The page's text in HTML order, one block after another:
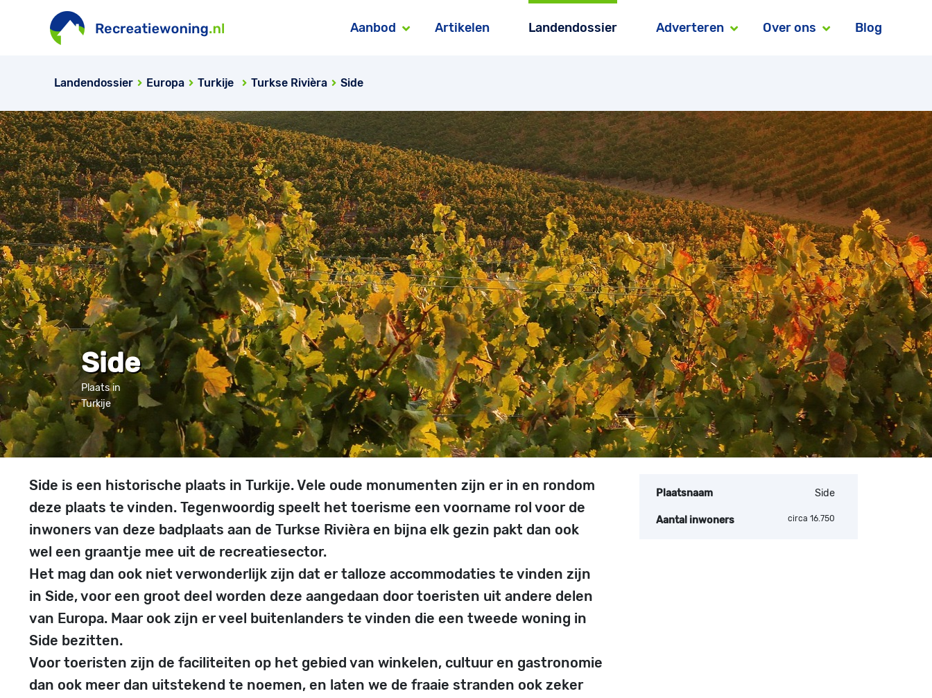
Aanbod Artikelen Landendossier Adverteren Over ons Blog
Landendossier Europa Turkije Turkse Rivièra Side
Side
Plaats in
Turkije
Side is een historische plaats in Turkije. Vele oude monumenten zijn er in en rondom
deze plaats te vinden. Tegenwoordig speelt het toerisme een voorname rol voor de
inwoners van deze badplaats aan de Turkse Rivièra en bijna elk gezin pakt dan ook
wel een graantje mee uit de recreatiesector.
Het mag dan ook niet verwonderlijk zijn dat er talloze accommodaties te vinden zijn
in Side, voor een groot deel worden deze aangedaan door toeristen uit andere delen
van Europa. Maar ook zijn er veel buitenlanders te vinden die een tweede woning in
Side bezitten.
Voor toeristen zijn de faciliteiten op het gebied van winkelen, cultuur en gastronomie
dan ook meer dan uitstekend te noemen, en laten we de fraaie stranden ook zeker
Plaatsnaam Side
Aantal inwoners circa 16.750